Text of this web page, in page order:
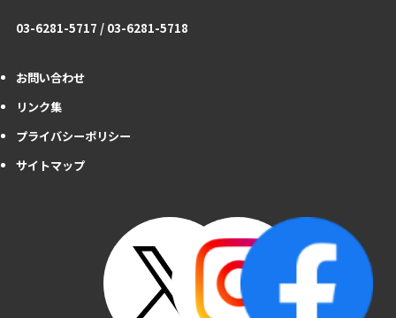
03-6281-5717 / 03-6281-5718
お問い合わせ
リンク集
プライバシーポリシー
サイトマップ